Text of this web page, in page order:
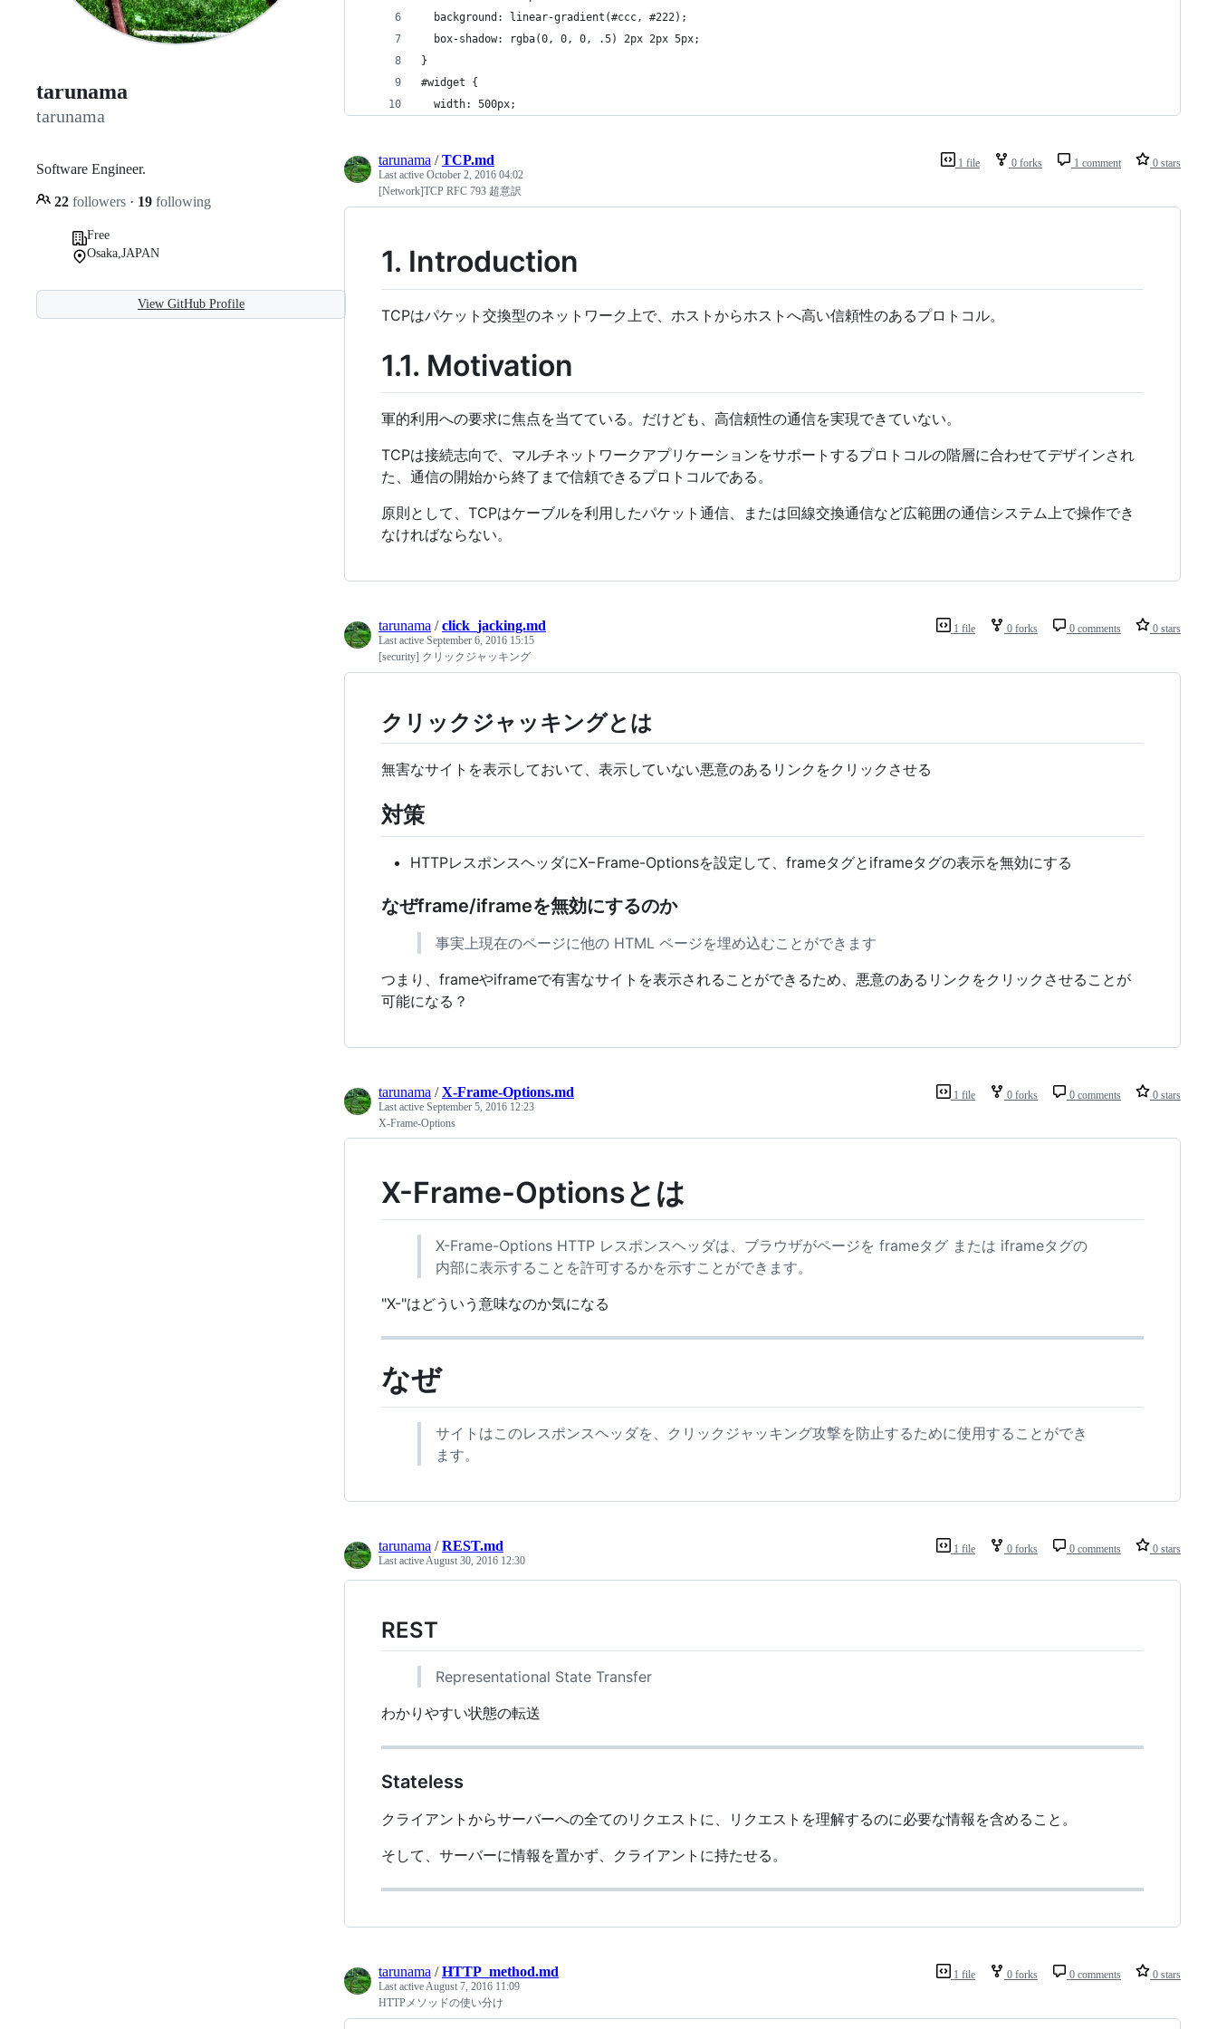
tarunama
tarunama
Software Engineer.
22 followers · 19 following
Free
Osaka,JAPAN
View GitHub Profile
  background: linear-gradient(#ccc, #222);
  box-shadow: rgba(0, 0, 0, .5) 2px 2px 5px;
}
#widget {
  width: 500px;
1 file 0 forks 1 comment 0 stars
tarunama /TCP.md
Last active October 2, 2016 04:02
[Network]TCP RFC 793 超意訳
1. Introduction
TCPはパケット交換型のネットワーク上で、ホストからホストへ高い信頼性のあるプロトコル。
1.1. Motivation
軍的利用への要求に焦点を当てている。だけども、高信頼性の通信を実現できていない。
TCPは接続志向で、マルチネットワークアプリケーションをサポートするプロトコルの階層に合わせてデザインされ
た、通信の開始から終了まで信頼できるプロトコルである。
原則として、TCPはケーブルを利用したパケット通信、または回線交換通信など広範囲の通信システム上で操作でき
なければならない。
1 file 0 forks 0 comments 0 stars
tarunama /click_jacking.md
Last active September 6, 2016 15:15
[security] クリックジャッキング
クリックジャッキングとは
無害なサイトを表示しておいて、表示していない悪意のあるリンクをクリックさせる
対策
HTTPレスポンスヘッダにX−Frame-Optionsを設定して、frameタグとiframeタグの表示を無効にする
なぜframe/iframeを無効にするのか
事実上現在のページに他の HTML ページを埋め込むことができます
つまり、frameやiframeで有害なサイトを表示されることができるため、悪意のあるリンクをクリックさせることが
可能になる？
1 file 0 forks 0 comments 0 stars
tarunama /X-Frame-Options.md
Last active September 5, 2016 12:23
X-Frame-Options
X-Frame-Optionsとは
X-Frame-Options HTTP レスポンスヘッダは、ブラウザがページを frameタグ または iframeタグの
内部に表示することを許可するかを示すことができます。
"X-"はどういう意味なのか気になる
なぜ
サイトはこのレスポンスヘッダを、クリックジャッキング攻撃を防止するために使用することができ
ます。
1 file 0 forks 0 comments 0 stars
tarunama /REST.md
Last active August 30, 2016 12:30
REST
Representational State Transfer
わかりやすい状態の転送
Stateless
クライアントからサーバーへの全てのリクエストに、リクエストを理解するのに必要な情報を含めること。
そして、サーバーに情報を置かず、クライアントに持たせる。
1 file 0 forks 0 comments 0 stars
tarunama /HTTP_method.md
Last activeAugust 7, 2016 11:09
HTTPメソッドの使い分け